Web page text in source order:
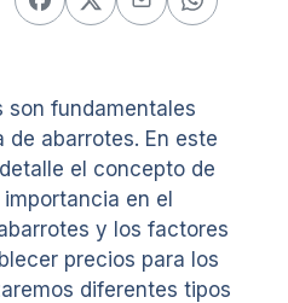
son fundamentales
de abarrotes. En este
el concepto de
en el
y los factores
precios para los
diferentes tipos